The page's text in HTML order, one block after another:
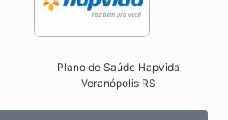
Plano de Saúde Hapvida
Veranópolis RS​